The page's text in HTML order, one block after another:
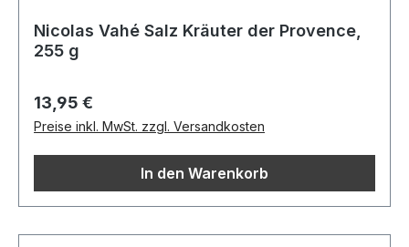
Nicolas Vahé Salz Kräuter der Provence,
255 g
Regulärer Preis:
13,95 €
Preise inkl. MwSt. zzgl. Versandkosten
In den Warenkorb